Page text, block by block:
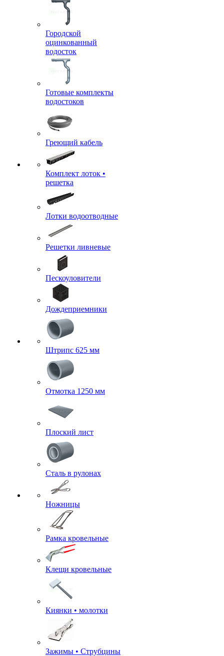
Городской
оцинкованный
водосток
Готовые комплекты
водостоков
Греющий кабель
Комплект лоток •
решетка
Лотки водоотводные
Решетки ливневые
Пескоуловители
Дождеприемники
Штрипс 625 мм
Отмотка 1250 мм
Плоский лист
Сталь в рулонах
Ножницы
Рамка кровельные
Клещи кровельные
Киянки • молотки
Зажимы • Струбцины